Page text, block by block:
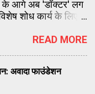
के आगे अब 'डॉक्टर' लग
शोध कार्य के लिए
उन्हें फरीदाबाद के
समारोह में
READ MORE
अवादा फाउंडेशन